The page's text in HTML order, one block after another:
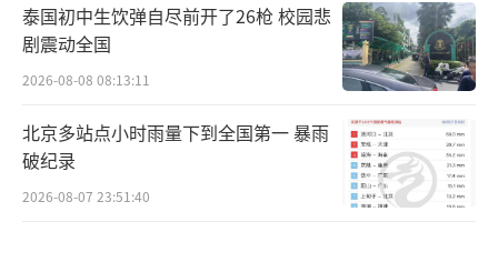
被成功拦截后
泰国初中生饮弹自尽前开了26枪 校园悲
剧震动全国
2026-08-08 08:13:11
北京多站点小时雨量下到全国第一 暴雨
破纪录
2026-08-07 23:51:40